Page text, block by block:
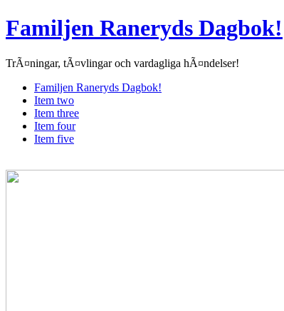
Familjen Raneryds Dagbok!
TrÃ¤ningar, tÃ¤vlingar och vardagliga hÃ¤ndelser!
Familjen Raneryds Dagbok!
Item two
Item three
Item four
Item five